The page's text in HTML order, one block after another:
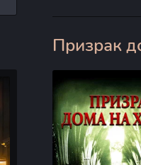
Призрак